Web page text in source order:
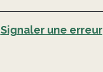
Signaler une erreur